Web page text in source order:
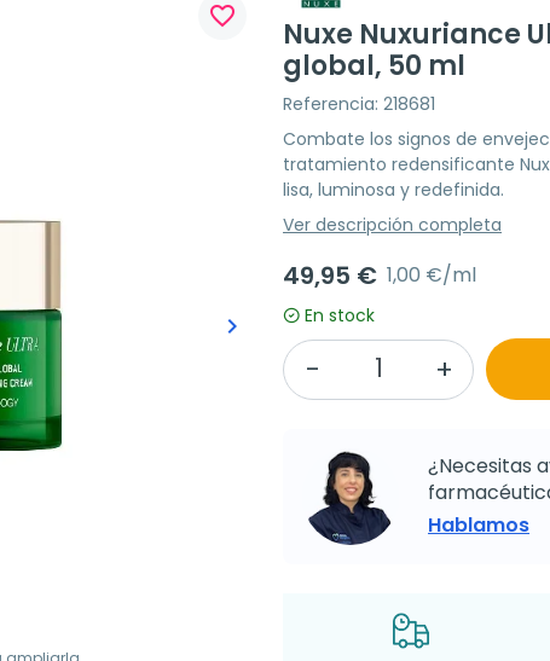
Siguiente
keyboard_arrow_right
favorite_border
Nuxe Nuxuriance
global, 50 ml
Referencia: 218681
Combate los signos de
tratamiento redensificante
lisa, luminosa y redefinida.
Ver descripción completa
49,95 € 1,00 €/ml
En stock
¿Necesitas
Hablamos